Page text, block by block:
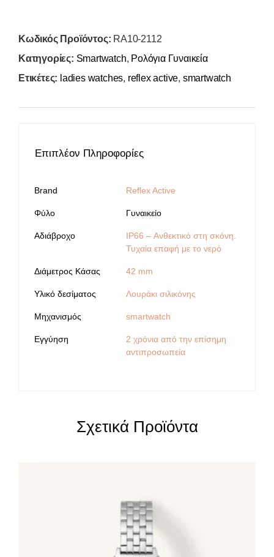
Κωδικός Προϊόντος: RA10-2112
Κατηγορίες: Smartwatch, Ρολόγια Γυναικεία
Ετικέτες: ladies watches, reflex active, smartwatch
Επιπλέον Πληροφορίες
Brand Reflex Active
Φύλο Γυναικείο
Αδιάβροχο
IP66 – Ανθεκτικό στη σκόνη.
Τυχαία επαφή με το νερό
Διάμετρος Κάσας 42 mm
Υλικό δεσίματος Λουράκι σιλικόνης
Μηχανισμός smartwatch
Εγγύηση
2 χρόνια από την επίσημη
αντιπροσωπεία
Σχετικά Προϊόντα